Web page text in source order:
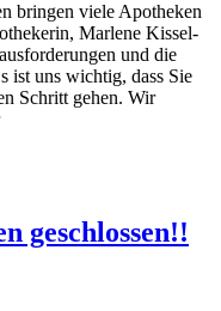
bringen viele Apotheken
Marlene Kissel-
und die
ist uns wichtig, dass Sie
Schritt gehen. Wir
geschlossen!!